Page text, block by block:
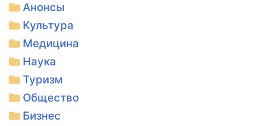
Анонсы
Культура
Медицина
Наука
Туризм
Общество
Бизнес